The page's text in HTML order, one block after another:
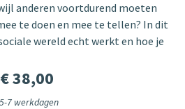
anderen voortdurend moeten
te doen en mee te tellen? In dit
wereld echt werkt en hoe je
€ 38,00
5-7 werkdagen